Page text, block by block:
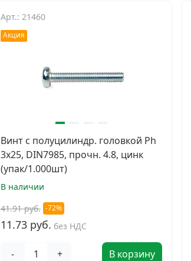
Арт.: 21460
Акция
Винт с полуцилиндр. головкой Ph
3х25, DIN7985, прочн. 4.8, цинк
(упак/1.000шт)
В наличии
41.91 руб. -72%
11.73 руб. без НДС
- + В корзину